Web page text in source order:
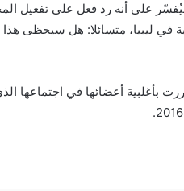
على أنه رد فعل على تفعيل
ليبيا، متسائلا: هل سيحظى هذا